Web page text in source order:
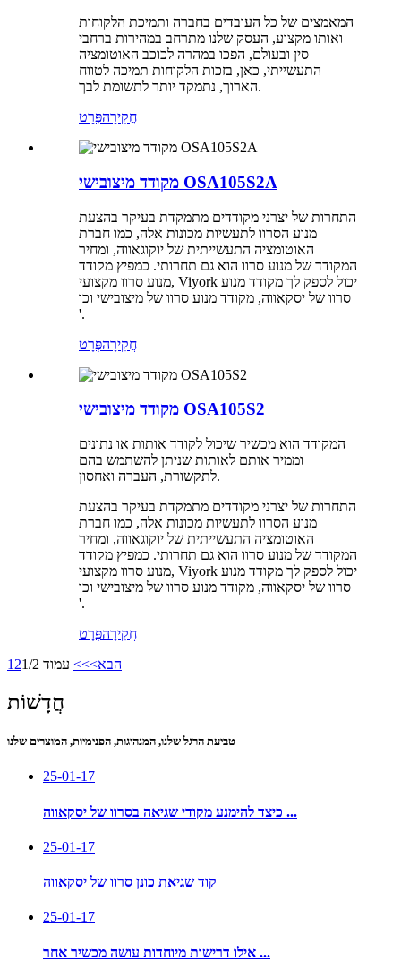
המאמצים של כל העובדים בחברה ותמיכת הלקוחות
ואותו מקצוע, העסק שלנו מתרחב במהירות ברחבי
סין ובעולם, הפכו במהרה לכוכב האוטומציה
התעשייתי, כאן, בזכות הלקוחות תמיכה לטווח
הארוך, נתמקד יותר לתשומת לבך.
חֲקִירָהפְּרָט
מקודד מיצובישי OSA105S2A
התחרות של יצרני מקודדים מתמקדת בעיקר בהצעת
מנוע הסרוו לתעשיות מכונות אלה, כמו חברת
האוטומציה התעשייתית של יוקוגאווה, ומחיר
המקודד של מנוע סרוו הוא גם תחרותי. כמפיץ מקודד
מנוע סרוו מקצועי, Viyork יכול לספק לך מקודד מנוע
סרוו של יסקאווה, מקודד מנוע סרוו של מיצובישי וכו
'.
חֲקִירָהפְּרָט
מקודד מיצובישי OSA105S2
המקודד הוא מכשיר שיכול לקודד אותות או נתונים
וממיר אותם לאותות שניתן להשתמש בהם
לתקשורת, העברה ואחסון.
התחרות של יצרני מקודדים מתמקדת בעיקר בהצעת
מנוע הסרוו לתעשיות מכונות אלה, כמו חברת
האוטומציה התעשייתית של יוקוגאווה, ומחיר
המקודד של מנוע סרוו הוא גם תחרותי. כמפיץ מקודד
מנוע סרוו מקצועי, Viyork יכול לספק לך מקודד מנוע
סרוו של יסקאווה, מקודד מנוע סרוו של מיצובישי וכו
'.
חֲקִירָהפְּרָט
1 2 הבא>>> עמוד 1/2
חֲדָשׁוֹת
טביעת הרגל שלנו, המנהיגות, הפנימיות, המוצרים שלנו
25-01-17
כיצד להימנע מקודי שגיאה בסרוו של יסקאווה ...
25-01-17
קוד שגיאת כונן סרוו של יסקאווה
25-01-17
אילו דרישות מיוחדות עושה מכשיר אחר ...